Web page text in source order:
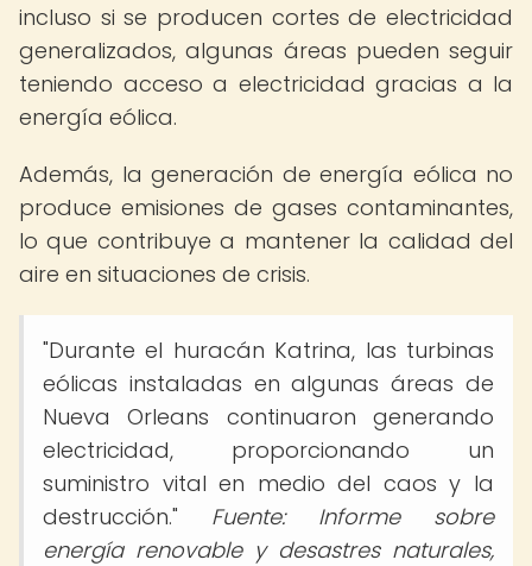
incluso si se producen cortes de electricidad
generalizados, algunas áreas pueden seguir
teniendo acceso a electricidad gracias a la
energía eólica.
Además, la generación de energía eólica no
produce emisiones de gases contaminantes,
lo que contribuye a mantener la calidad del
aire en situaciones de crisis.
"Durante el huracán Katrina, las turbinas
eólicas instaladas en algunas áreas de
Nueva Orleans continuaron generando
electricidad, proporcionando un
suministro vital en medio del caos y la
destrucción." Fuente: Informe sobre
energía renovable y desastres naturales,